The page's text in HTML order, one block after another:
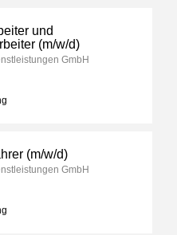
und
(m/w/d)
GmbH
(m/w/d)
GmbH